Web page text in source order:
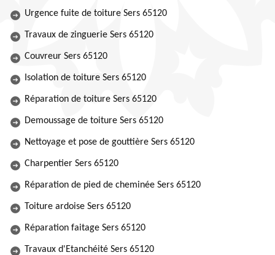
Urgence fuite de toiture Sers 65120
Travaux de zinguerie Sers 65120
Couvreur Sers 65120
Isolation de toiture Sers 65120
Réparation de toiture Sers 65120
Demoussage de toiture Sers 65120
Nettoyage et pose de gouttière Sers 65120
Charpentier Sers 65120
Réparation de pied de cheminée Sers 65120
Toiture ardoise Sers 65120
Réparation faitage Sers 65120
Travaux d'Etanchéité Sers 65120